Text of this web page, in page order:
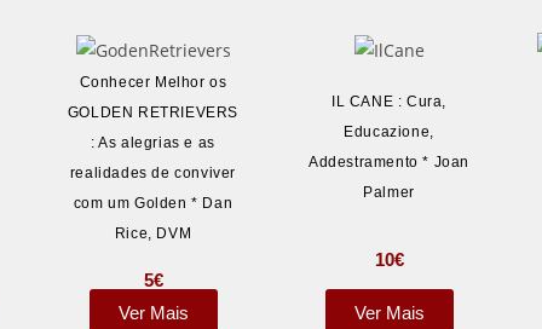
Conhecer Melhor os
GOLDEN RETRIEVERS
: As alegrias e as
realidades de conviver
com um Golden * Dan
Rice, DVM
5€
Ver Mais
IL CANE : Cura,
Educazione,
Addestramento * Joan
Palmer
10€
Ver Mais